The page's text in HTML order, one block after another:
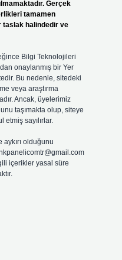
Gerçek
tamamen
taslak halindedir ve
Bilgi Teknolojileri
onaylanmış bir Yer
Bu nedenle, sitedeki
veya araştırma
Ancak, üyelerimiz
taşımakta olup, siteye
sayılırlar.
olduğunu
içerikler yasal süre